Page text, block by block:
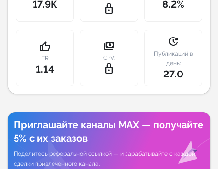
Аналитика Telegram
17.9K lock_outline 8.2%
thumb_up
ER
1.14
payments
CPV:
lock_outline
update
Публикаций в
день:
27.0
Приглашайте каналы MAX — получайте
5% с их заказов
Поделитесь реферальной ссылкой — и зарабатывайте с каждой
сделки привлечённого канала.